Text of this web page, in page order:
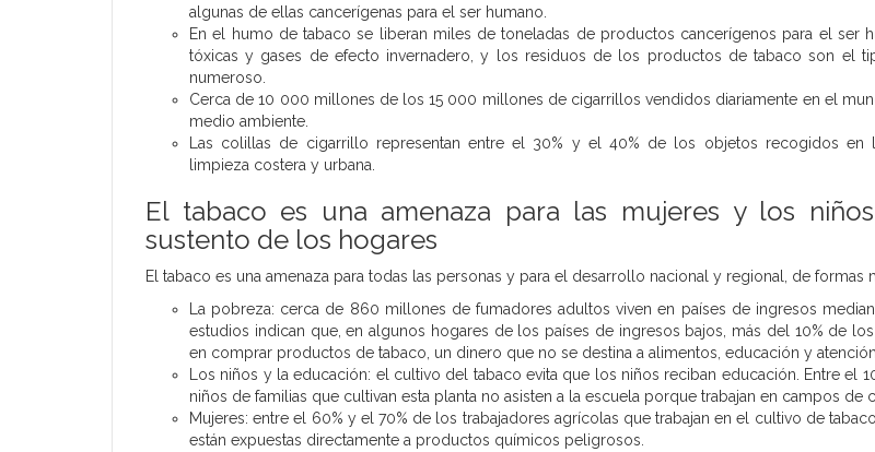
algunas de ellas cancerígenas para el ser humano.
En el humo de tabaco se liberan miles de toneladas de productos cancerígenos para el ser
tóxicas y gases de efecto invernadero, y los residuos de los productos de tabaco son el
numeroso.
Cerca de 10 000 millones de los 15 000 millones de cigarrillos vendidos diariamente en el
medio ambiente.
Las colillas de cigarrillo representan entre el 30% y el 40% de los objetos recogidos en
limpieza costera y urbana.
El tabaco es una amenaza para las mujeres y los
sustento de los hogares
El tabaco es una amenaza para todas las personas y para el desarrollo nacional y regional, de formas
La pobreza: cerca de 860 millones de fumadores adultos viven en países de ingresos
estudios indican que, en algunos hogares de los países de ingresos bajos, más del 10% de
en comprar productos de tabaco, un dinero que no se destina a alimentos, educación y atención
Los niños y la educación: el cultivo del tabaco evita que los niños reciban educación. Entre el
niños de familias que cultivan esta planta no asisten a la escuela porque trabajan en campos de
Mujeres: entre el 60% y el 70% de los trabajadores agrícolas que trabajan en el cultivo de
están expuestas directamente a productos químicos peligrosos.